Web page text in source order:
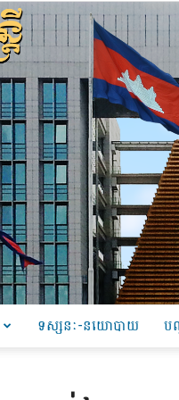
ទស្សនៈ-នយោបាយ ប